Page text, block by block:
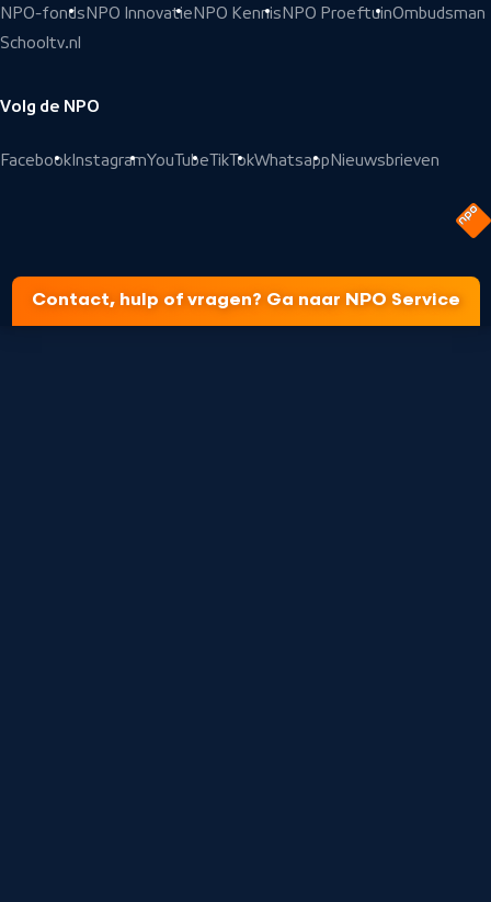
NPO-fonds NPO Innovatie NPO Kennis NPO ProeftuinOmbudsman
Schooltv.nl
Volg de NPO
Facebook InstagramYouTubeTikTokWhatsapp Nieuwsbrieven
Contact, hulp of vragen? Ga naar NPO Service